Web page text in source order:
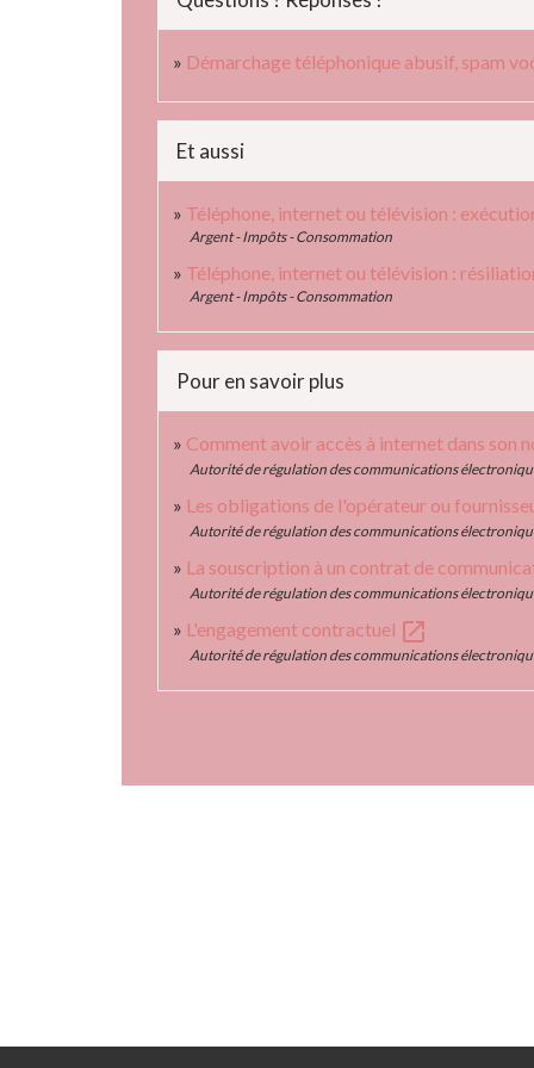
Démarchage téléphonique abusif, spam
Et aussi
Téléphone, internet ou télévision :
Argent - Impôts - Consommation
Téléphone, internet ou télévision :
Argent - Impôts - Consommation
Pour en savoir plus
Comment avoir accès à internet dans son
Autorité de régulation des communications
Les obligations de l'opérateur ou
Autorité de régulation des communications
La souscription à un contrat de
Autorité de régulation des communications
L'engagement contractuel open_in_new
Autorité de régulation des communications